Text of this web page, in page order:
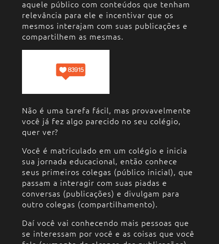
aquele público com conteúdos que tenham
relevância para ele e incentivar que os
mesmos interajam com suas publicações e
compartilhem as mesmas.
Não é uma tarefa fácil, mas provavelmente
você já fez algo parecido no seu colégio,
quer ver?
Você é matriculado em um colégio e inicia
sua jornada educacional, então conhece
seus primeiros colegas (público inicial), que
passam a interagir com suas piadas e
conversas (publicações) e divulgam para
outro colegas (compartilhamento).
Daí você vai conhecendo mais pessoas que
se interessam por você e as coisas que você